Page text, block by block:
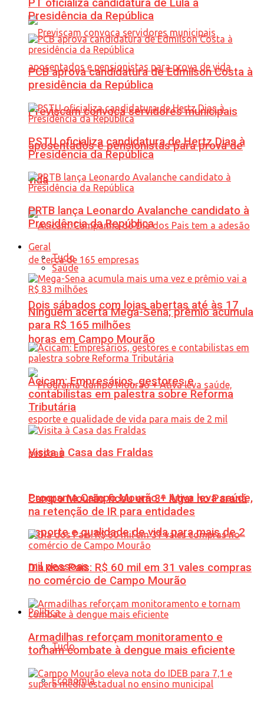
Previscam convoca servidores municipais
aposentados e pensionistas para prova de
vida
Dois sábados com lojas abertas até às 17
horas em Campo Mourão
Programa Campo Mourão + Ativa leva saúde,
esporte e qualidade de vida para mais de 2
mil pessoas
Política
Tudo
Economia
PT oficializa candidatura de Lula à
Presidência da República
PCB aprova candidatura de Edmilson Costa à
presidência da República
PSTU oficializa candidatura de Hertz Dias à
Presidência da República
PRTB lança Leonardo Avalanche candidato à
Presidência da República
Geral
Tudo
Saúde
Ninguém acerta Mega-Sena; prêmio acumula
para R$ 165 milhões
Acicam: Empresários, gestores e
contabilistas em palestra sobre Reforma
Tributária
Visita à Casa das Fraldas
Campo Mourão ficou em 3º lugar no Paraná
na retenção de IR para entidades
Dia dos Pais: R$ 60 mil em 31 vales compras
no comércio de Campo Mourão
Armadilhas reforçam monitoramento e
tornam combate à dengue mais eficiente